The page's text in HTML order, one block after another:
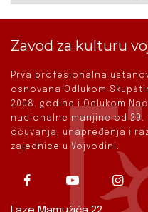
Zavod za kulturu
Prva profesionalna
osnovana Odlukom
2008. godine i Odlukom
nacionalne manjine od 29.
očuvanja, unapređenja i
zajednice u Vojvodini.